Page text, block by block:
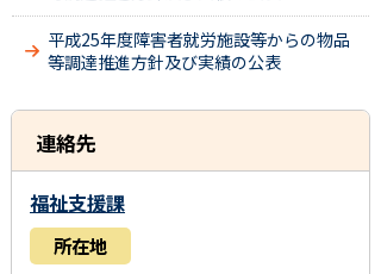
平成25年度障害者就労施設等からの物品
等調達推進方針及び実績の公表
連絡先
福祉支援課
所在地